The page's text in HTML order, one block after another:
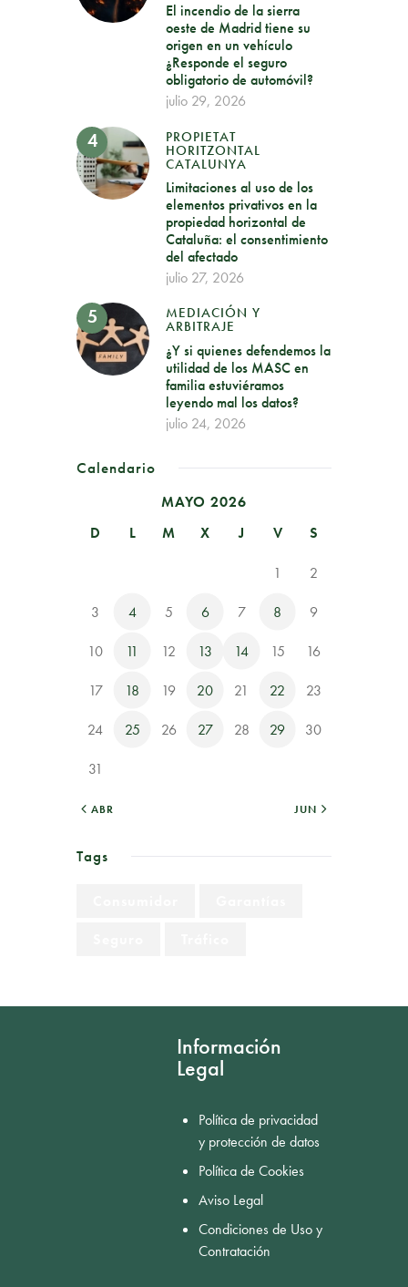
El incendio de la sierra
oeste de Madrid tiene su
origen en un vehículo
¿Responde el seguro
obligatorio de automóvil?
julio 29, 2026
PROPIETAT
HORITZONTAL
CATALUNYA
Limitaciones al uso de los
elementos privativos en la
propiedad horizontal de
Cataluña: el consentimiento
del afectado
julio 27, 2026
MEDIACIÓN Y
ARBITRAJE
¿Y si quienes defendemos la
utilidad de los MASC en
familia estuviéramos
leyendo mal los datos?
julio 24, 2026
Calendario
MAYO 2026
D
L M X J V S
1 2
3 4 5 6 7 8 9
10 11 12 13 14 15 16
17 18 19 20 21 22 23
24 25 26 27 28 29 30
31
« ABR JUN »
Tags
Información
Legal
Política de privacidad
y protección de datos
Política de Cookies
Aviso Legal
Condiciones de Uso y
Contratación